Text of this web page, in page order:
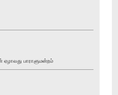
ஏழாவது பாராளுமன்றம்